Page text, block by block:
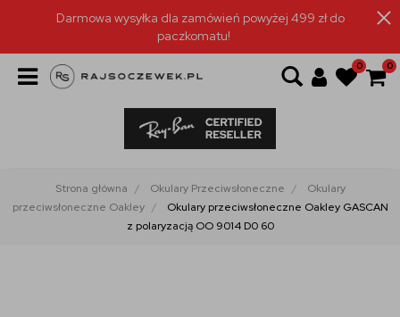
Darmowa wysyłka dla zamówień powyżej 499 zł do
paczkomatu!
0 0
Strona główna Okulary Przeciwsłoneczne
Okulary
przeciwsłoneczne Oakley
Okulary przeciwsłoneczne Oakley GASCAN
z polaryzacją OO 9014 D0 60